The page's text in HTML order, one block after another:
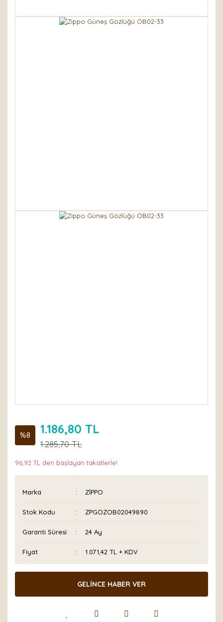
%8 1.186,80 TL
1.285,70 TL
96,92 TL den başlayan taksitlerle!
Marka ZİPPO
Stok Kodu ZPGOZOB02049890
Garanti Süresi 24 Ay
Fiyat 1.071,42 TL + KDV
GELİNCE HABER VER